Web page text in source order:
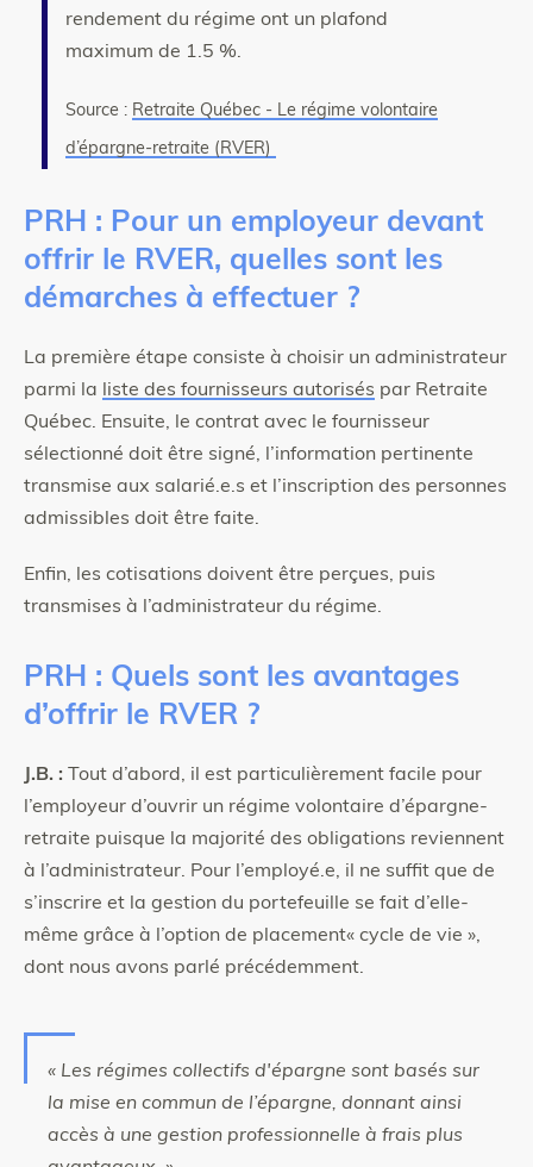
rendement du régime ont un plafond
maximum de 1.5 %.
Source : Retraite Québec - Le régime volontaire
d’épargne-retraite (RVER)
PRH : Pour un employeur devant
offrir le RVER, quelles sont les
démarches à effectuer ?
La première étape consiste à choisir un administrateur
parmi la
liste des fournisseurs autorisés par Retraite
Québec. Ensuite, le contrat avec le fournisseur
sélectionné doit être signé, l’information pertinente
transmise aux salarié.e.s et l’inscription des personnes
admissibles doit être faite.
Enfin, les cotisations doivent être perçues, puis
transmises à l’administrateur du régime.
PRH : Quels sont les avantages
d’offrir le RVER ?
J.B. : Tout d’abord, il est particulièrement facile pour
l’employeur d’ouvrir un régime volontaire d’épargne-
retraite puisque la majorité des obligations reviennent
à l’administrateur. Pour l’employé.e, il ne suffit que de
s’inscrire et la gestion du portefeuille se fait d’elle-
même grâce à l’option de placement« cycle de vie »,
dont nous avons parlé précédemment.
« Les régimes collectifs d'épargne sont basés sur
la mise en commun de l’épargne, donnant ainsi
accès à une gestion professionnelle à frais plus